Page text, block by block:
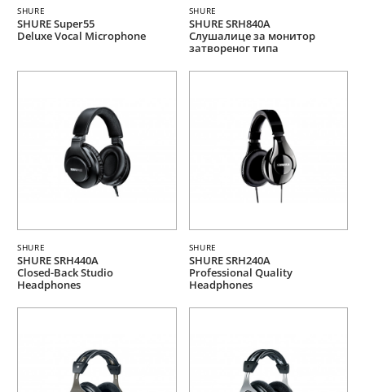
SHURE
SHURE Super55
Deluxe Vocal Microphone
SHURE
SHURE SRH840A
Слушалице за монитор
затвореног типа
SHURE
SHURE SRH440A
Closed-Back Studio
Headphones
SHURE
SHURE SRH240A
Professional Quality
Headphones